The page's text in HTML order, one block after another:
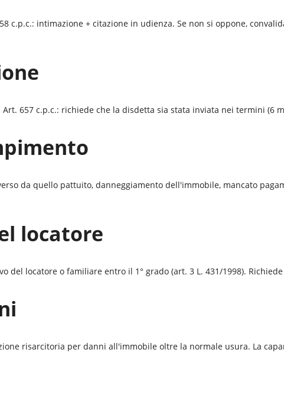
c.p.c.: intimazione + citazione in udienza. Se non si oppone,
657 c.p.c.: richiede che la disdetta sia stata inviata nei termini (6
da quello pattuito, danneggiamento dell'immobile, mancato
locatore
del locatore o familiare entro il 1° grado (art. 3 L. 431/1998).
risarcitoria per danni all'immobile oltre la normale usura. La